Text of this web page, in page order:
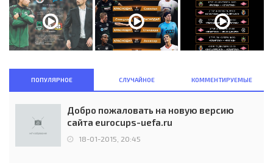
ПОПУЛЯРНОЕ СЛУЧАЙНОЕ КОММЕНТИРУЕМЫЕ
Добро пожаловать на новую версию
сайта eurocups-uefa.ru
18-01-2015, 20:45